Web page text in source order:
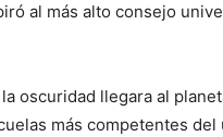
al más alto consejo
oscuridad llegara al
más competentes